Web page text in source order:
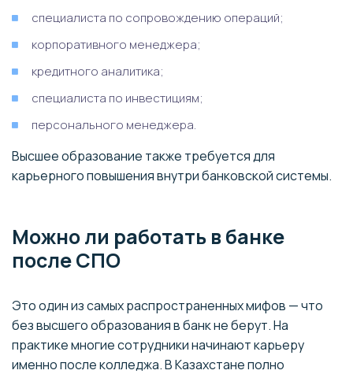
специалиста по сопровождению операций;
корпоративного менеджера;
кредитного аналитика;
специалиста по инвестициям;
персонального менеджера.
Высшее образование также требуется для
карьерного повышения внутри банковской системы.
Можно ли работать в банке
после СПО
Это один из самых распространенных мифов — что
без высшего образования в банк не берут. На
практике многие сотрудники начинают карьеру
именно после колледжа. В Казахстане полно